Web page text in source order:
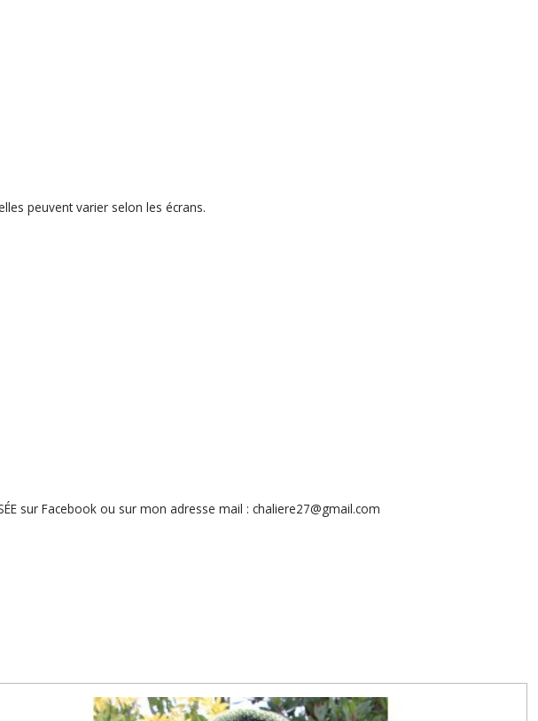
peuvent varier selon les écrans.
sur Facebook ou sur mon adresse mail : chaliere27@gmail.com